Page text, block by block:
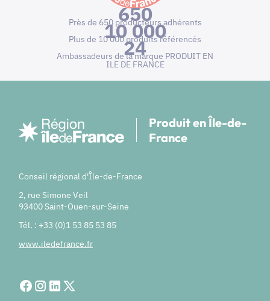
650
Près de 650 producteurs adhérents
10 000
Plus de 10 000 produits référencés
24
Ambassadeurs de la marque PRODUIT EN
ILE DE FRANCE
Produit en Île-de-
France
Conseil régional d'Île-de-France
2, rue Simone Veil
93400 Saint-Ouen-sur-Seine
Tél. : +33 (0)1 53 85 53 85
www.iledefrance.fr